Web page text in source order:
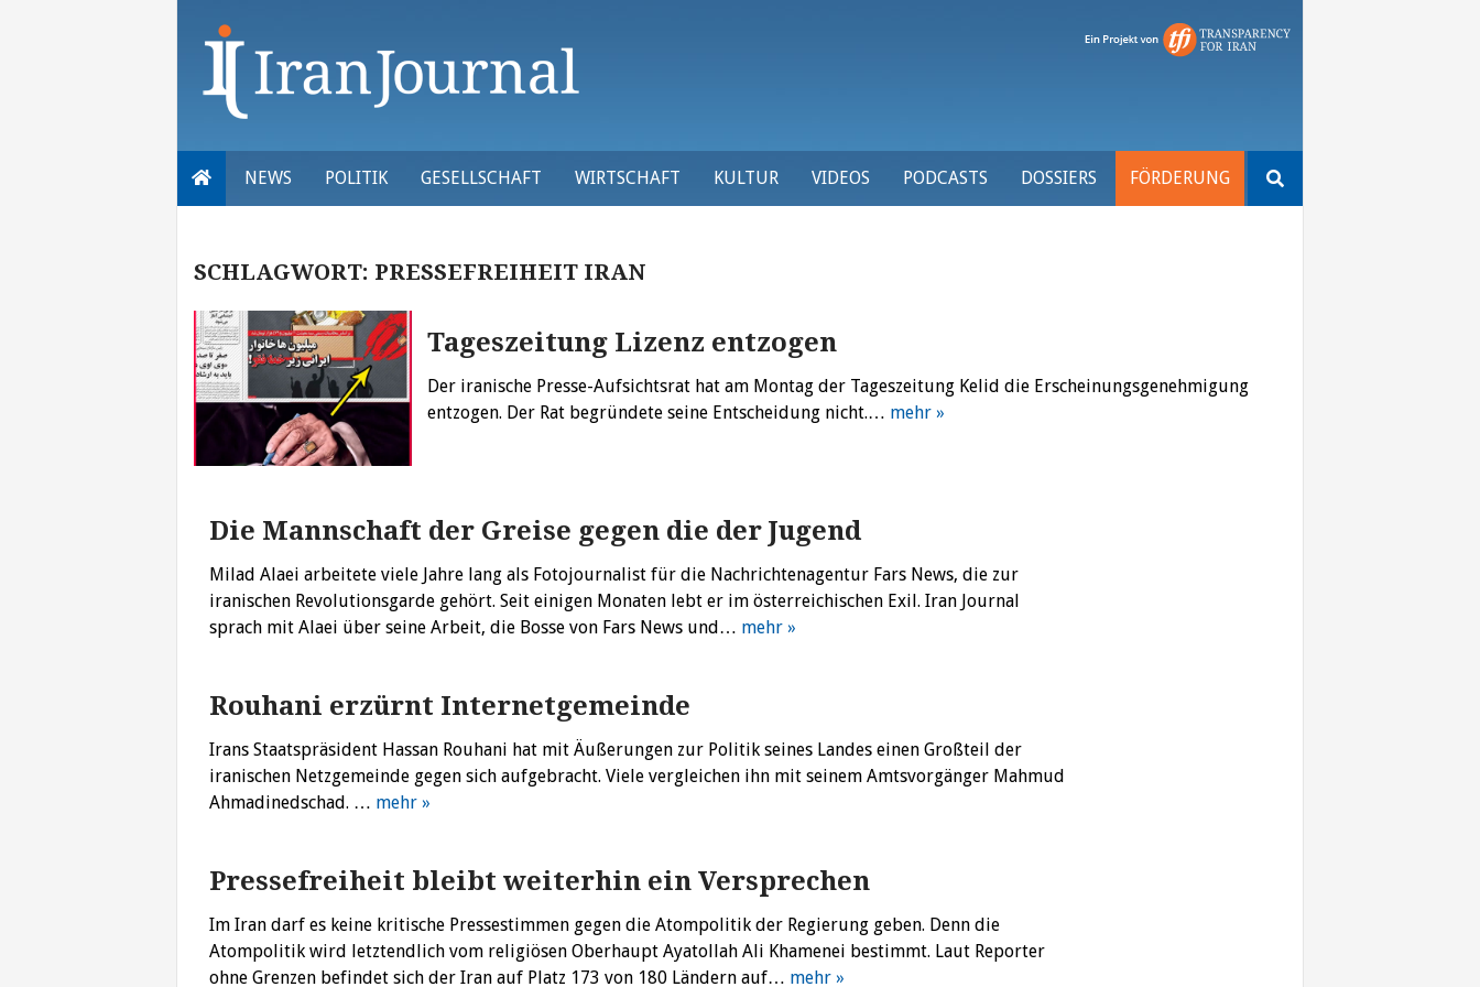
NEWS POLITIK GESELLSCHAFT WIRTSCHAFT KULTUR VIDEOS PODCASTS DOSSIERS FÖRDERUNG
nach:
SCHLAGWORT: PRESSEFREIHEIT IRAN
Tageszeitung Lizenz entzogen
Der iranische Presse-Aufsichtsrat hat am Montag der Tageszeitung Kelid die Erscheinungsgenehmigung
entzogen. Der Rat begründete seine Entscheidung nicht.… mehr »
Die Mannschaft der Greise gegen die der Jugend
Milad Alaei arbeitete viele Jahre lang als Fotojournalist für die Nachrichtenagentur Fars News, die zur
iranischen Revolutionsgarde gehört. Seit einigen Monaten lebt er im österreichischen Exil. Iran Journal
sprach mit Alaei über seine Arbeit, die Bosse von Fars News und… mehr »
Rouhani erzürnt Internetgemeinde
Irans Staatspräsident Hassan Rouhani hat mit Äußerungen zur Politik seines Landes einen Großteil der
iranischen Netzgemeinde gegen sich aufgebracht. Viele vergleichen ihn mit seinem Amtsvorgänger Mahmud
Ahmadinedschad. … mehr »
Pressefreiheit bleibt weiterhin ein Versprechen
Im Iran darf es keine kritische Pressestimmen gegen die Atompolitik der Regierung geben. Denn die
Atompolitik wird letztendlich vom religiösen Oberhaupt Ayatollah Ali Khamenei bestimmt. Laut Reporter
ohne Grenzen befindet sich der Iran auf Platz 173 von 180 Ländern auf… mehr »